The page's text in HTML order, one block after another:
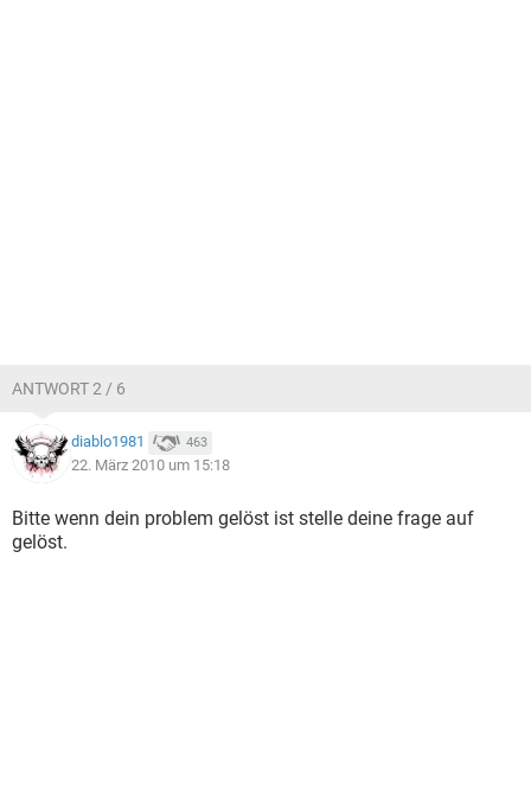
ANTWORT 2 / 6
diablo1981 463
22. März 2010 um 15:18
Bitte wenn dein problem gelöst ist stelle deine frage auf
gelöst.